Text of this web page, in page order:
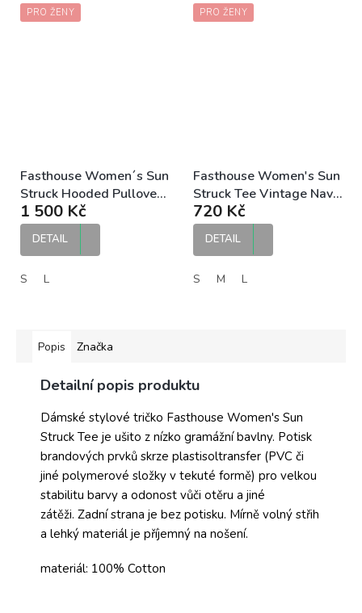
PRO ŽENY
Fasthouse Women´s Sun
Struck Hooded Pullover
Vintage Black dámská
mikina
1 500 Kč
DETAIL
S L
PRO ŽENY
Fasthouse Women's Sun
Struck Tee Vintage Navy
dámské tričko
720 Kč
DETAIL
S M L
Popis Značka
Detailní popis produktu
Dámské stylové tričko Fasthouse Women's Sun
Struck Tee je ušito z nízko gramážní bavlny. Potisk
brandových prvků skrze plastisoltransfer (PVC či
jiné polymerové složky v tekuté formě) pro velkou
stabilitu barvy a odonost vůči otěru a jiné
zátěži. Zadní strana je bez potisku. Mírně volný střih
a lehký materiál je příjemný na nošení.
materiál: 100% Cotton